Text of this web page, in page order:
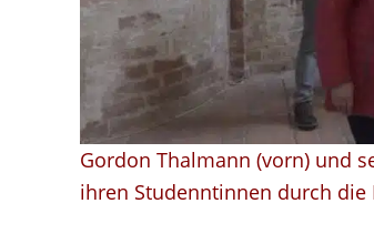
Gordon Thalmann (vorn) und
ihren Studenntinnen durch die